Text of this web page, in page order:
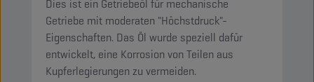
Dies ist ein Getriebeöl für mechanische
Getriebe mit moderaten "Höchstdruck"-
Eigenschaften. Das Öl wurde speziell dafür
entwickelt, eine Korrosion von Teilen aus
Kupferlegierungen zu vermeiden.